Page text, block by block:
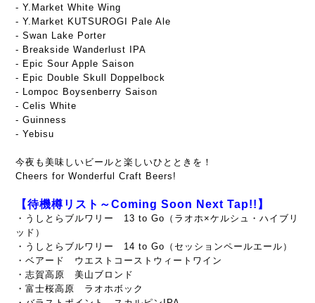
- Y.Market White Wing
- Y.Market KUTSUROGI Pale Ale
- Swan Lake Porter
- Breakside Wanderlust IPA
- Epic Sour Apple Saison
- Epic Double Skull Doppelbock
- Lompoc Boysenberry Saison
- Celis White
- Guinness
- Yebisu
今夜も美味しいビールと楽しいひとときを！
Cheers for Wonderful Craft Beers!
【待機樽リスト～Coming Soon Next Tap!!】
・うしとらブルワリー 13 to Go（ラオホ×ケルシュ・ハイブリ
ッド）
・うしとらブルワリー 14 to Go（セッションペールエール）
・ベアード ウエストコーストウィートワイン
・志賀高原 美山ブロンド
・富士桜高原 ラオホボック